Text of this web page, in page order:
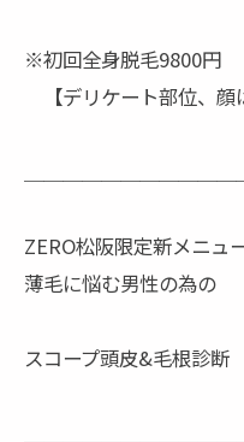
※初回全身脱毛9800円
【デリケート部位、顔
ZERO松阪限定新メニ
薄毛に悩む男性の為の
スコープ頭皮&毛根診